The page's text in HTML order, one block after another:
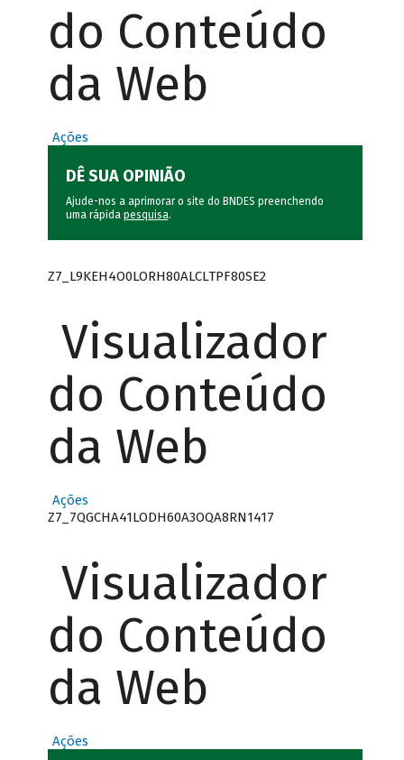
do Conteúdo
da Web
Ações
DÊ SUA OPINIÃO
Ajude-nos a aprimorar o site do BNDES preenchendo
uma rápida pesquisa.
Z7_L9KEH4O0LORH80ALCLTPF80SE2
Visualizador
do Conteúdo
da Web
Ações
Z7_7QGCHA41LODH60A3OQA8RN1417
Visualizador
do Conteúdo
da Web
Ações